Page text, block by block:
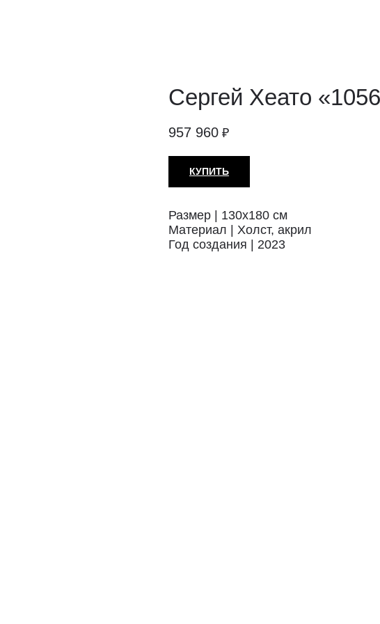
Сергей Хеато
957 960 ₽
КУПИТЬ
Размер | 130х180 см
Материал | Холст, акрил
Год создания | 2023